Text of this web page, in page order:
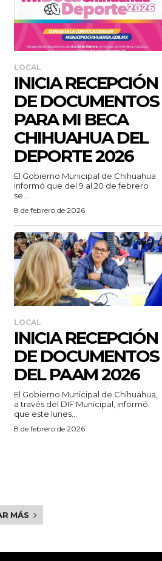
LOCAL
INICIA RECEPCIÓN
DE DOCUMENTOS
PARA MI BECA
CHIHUAHUA DEL
DEPORTE 2026
El Gobierno Municipal de Chihuahua
informó que del 9 al 20 de febrero
se...
8 de febrero de 2026
LOCAL
INICIA RECEPCIÓN
DE DOCUMENTOS
DEL PAAM 2026
El Gobierno Municipal de Chihuahua,
a través del DIF Municipal, informó
que este lunes...
8 de febrero de 2026
MÁS